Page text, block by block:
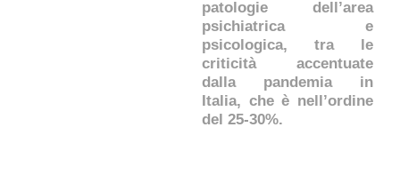
patologie dell’area
psichiatrica e
psicologica, tra le
criticità accentuate
dalla pandemia in
Italia, che è nell’ordine
del 25-30%.